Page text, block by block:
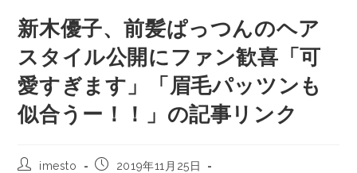
新木優子、前髪ぱっつんのヘア
スタイル公開にファン歓喜「可
愛すぎます」「眉毛パッツンも
似合うー！！」の記事リンク
imesto
2019年11月25日